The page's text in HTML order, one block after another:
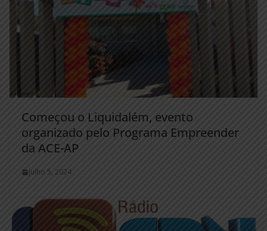
Começou o Liquidalém, evento
organizado pelo Programa Empreender
da ACE-AP
julho 5, 2024